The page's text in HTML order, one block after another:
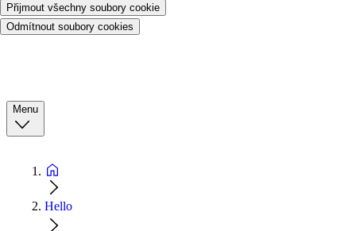
Přijmout všechny soubory cookie
Odmítnout soubory cookies
Menu
Hello